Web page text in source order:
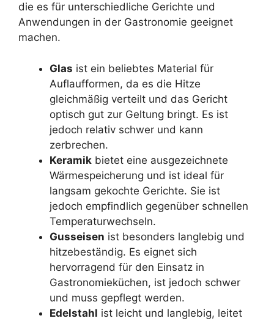
die es für unterschiedliche Gerichte und
Anwendungen in der Gastronomie geeignet
machen.
Glas ist ein beliebtes Material für
Auflaufformen, da es die Hitze
gleichmäßig verteilt und das Gericht
optisch gut zur Geltung bringt. Es ist
jedoch relativ schwer und kann
zerbrechen.
Keramik bietet eine ausgezeichnete
Wärmespeicherung und ist ideal für
langsam gekochte Gerichte. Sie ist
jedoch empfindlich gegenüber schnellen
Temperaturwechseln.
Gusseisen ist besonders langlebig und
hitzebeständig. Es eignet sich
hervorragend für den Einsatz in
Gastronomieküchen, ist jedoch schwer
und muss gepflegt werden.
Edelstahl ist leicht und langlebig, leitet